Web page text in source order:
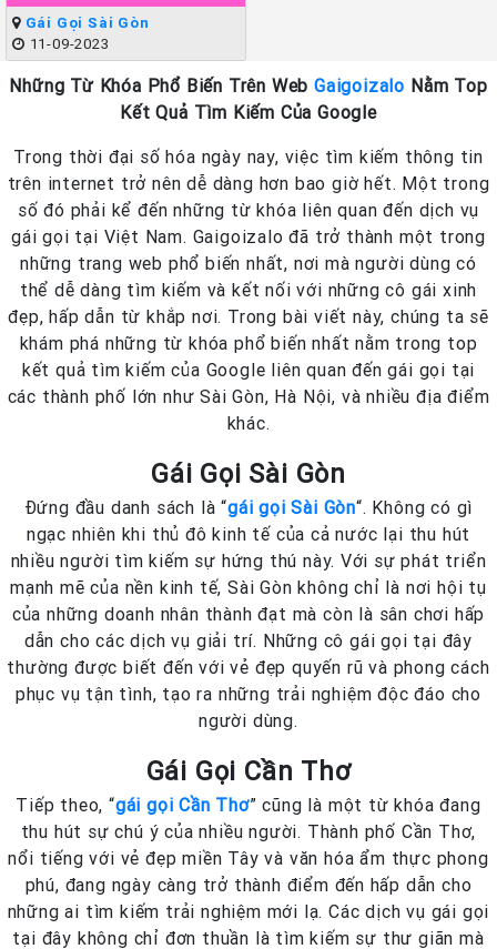
Gái Gọi Sài Gòn
11-09-2023
Những Từ Khóa Phổ Biến Trên WebGaigoizalo Nằm Top
Kết Quả Tìm Kiếm Của Google
Trong thời đại số hóa ngày nay, việc tìm kiếm thông tin
trên internet trở nên dễ dàng hơn bao giờ hết. Một trong
số đó phải kể đến những từ khóa liên quan đến dịch vụ
gái gọi tại Việt Nam. Gaigoizalo đã trở thành một trong
những trang web phổ biến nhất, nơi mà người dùng có
thể dễ dàng tìm kiếm và kết nối với những cô gái xinh
đẹp, hấp dẫn từ khắp nơi. Trong bài viết này, chúng ta sẽ
khám phá những từ khóa phổ biến nhất nằm trong top
kết quả tìm kiếm của Google liên quan đến gái gọi tại
các thành phố lớn như Sài Gòn, Hà Nội, và nhiều địa điểm
khác.
Gái Gọi Sài Gòn
Đứng đầu danh sách là “gái gọi Sài Gòn“. Không có gì
ngạc nhiên khi thủ đô kinh tế của cả nước lại thu hút
nhiều người tìm kiếm sự hứng thú này. Với sự phát triển
mạnh mẽ của nền kinh tế, Sài Gòn không chỉ là nơi hội tụ
của những doanh nhân thành đạt mà còn là sân chơi hấp
dẫn cho các dịch vụ giải trí. Những cô gái gọi tại đây
thường được biết đến với vẻ đẹp quyến rũ và phong cách
phục vụ tận tình, tạo ra những trải nghiệm độc đáo cho
người dùng.
Gái Gọi Cần Thơ
Tiếp theo, “gái gọi Cần Thơ” cũng là một từ khóa đang
thu hút sự chú ý của nhiều người. Thành phố Cần Thơ,
nổi tiếng với vẻ đẹp miền Tây và văn hóa ẩm thực phong
phú, đang ngày càng trở thành điểm đến hấp dẫn cho
những ai tìm kiếm trải nghiệm mới lạ. Các dịch vụ gái gọi
tại đây không chỉ đơn thuần là tìm kiếm sự thư giãn mà